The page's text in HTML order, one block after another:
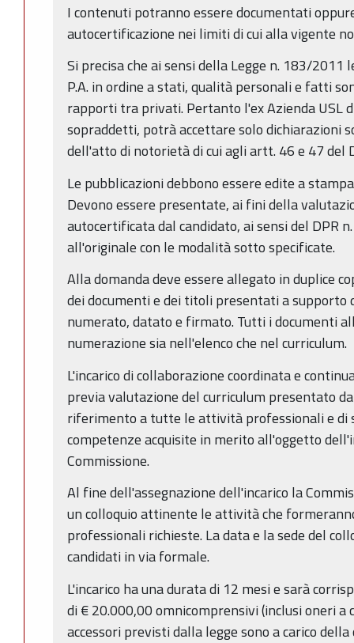
I contenuti potranno essere documentati
autocertificazione nei limiti di cui alla vigente
Si precisa che ai sensi della Legge n. 183/
P.A. in ordine a stati, qualità personali e fatti
rapporti tra privati. Pertanto l'ex Azienda USL
sopraddetti, potrà accettare solo dichiarazioni
dell'atto di notorietà di cui agli artt. 46 e 47 del
Le pubblicazioni debbono essere edite a
Devono essere presentate, ai fini della
autocertificata dal candidato, ai sensi del DPR
all'originale con le modalità sotto specificate.
Alla domanda deve essere allegato in duplice
dei documenti e dei titoli presentati a supporto
numerato, datato e firmato. Tutti i documenti
numerazione sia nell'elenco che nel curriculum.
L'incarico di collaborazione coordinata e
previa valutazione del curriculum presentato
riferimento a tutte le attività professionali e di
competenze acquisite in merito all'oggetto
Commissione.
Al fine dell'assegnazione dell'incarico la
un colloquio attinente le attività che
professionali richieste. La data e la sede del
candidati in via formale.
L'incarico ha una durata di 12 mesi e sarà
di € 20.000,00 omnicomprensivi (inclusi oneri a
accessori previsti dalla legge sono a carico